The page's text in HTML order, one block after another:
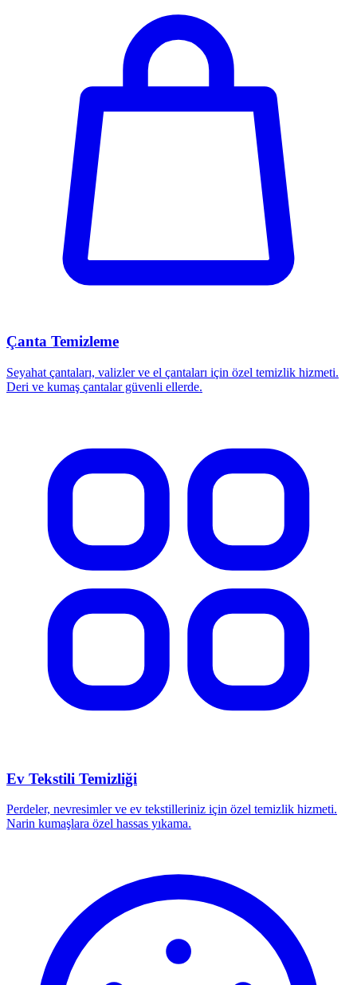
Çanta Temizleme
Seyahat çantaları, valizler ve el çantaları için özel temizlik hizmeti.
Deri ve kumaş çantalar güvenli ellerde.
Ev Tekstili Temizliği
Perdeler, nevresimler ve ev tekstilleriniz için özel temizlik hizmeti.
Narin kumaşlara özel hassas yıkama.